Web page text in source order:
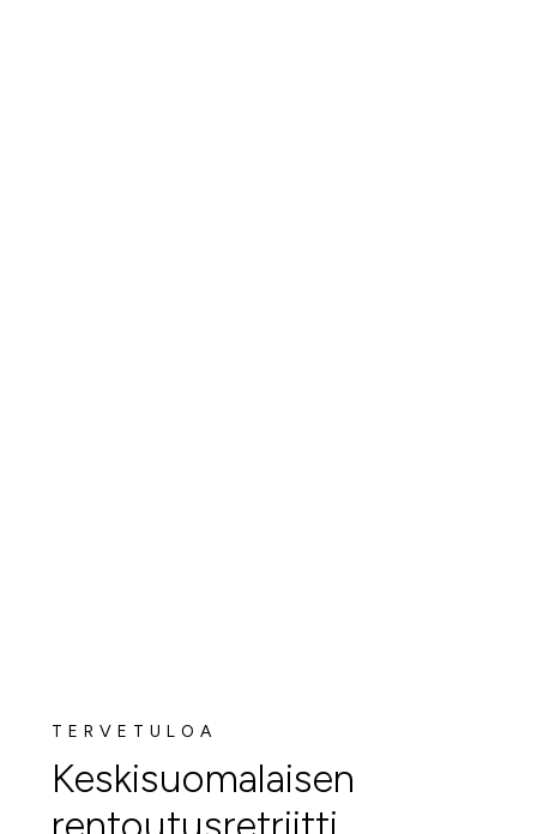
TERVETULOA
Keskisuomalaisen